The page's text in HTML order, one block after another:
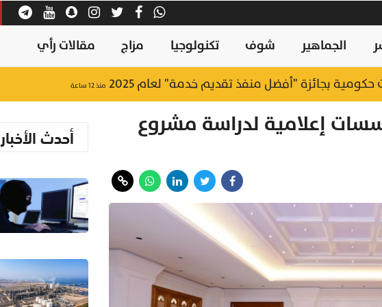
الجماهير شوف تكنولوجيا مزاج مقالات رأي
منذ ١٢ ساعة
إعلامية لدراسة مشروع أحدث الأخبار